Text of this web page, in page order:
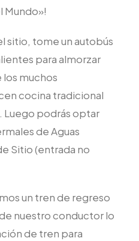
Mundo»!
sitio, tome un autobús
para almorzar
los muchos
cocina tradicional
Luego podrás optar
de Aguas
Sitio (entrada no
un tren de regreso
nuestro conductor lo
de tren para